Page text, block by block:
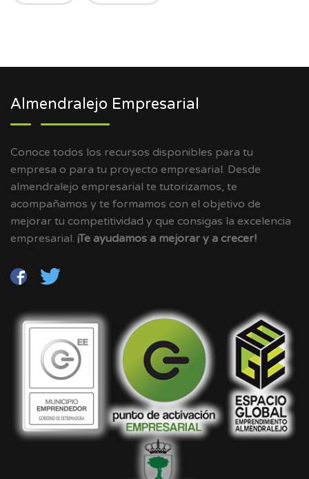
Almendralejo Empresarial
Conoce todos los recursos disponibles para tu
empresa o para tu proyecto empresarial. Desde
almendralejo empresarial te tutorizamos, te
acompañamos y te formamos con el objetivo de
mejorar tu competitividad y que consigas la excelencia
empresarial. ¡Te ayudamos a mejorar y a crecer!